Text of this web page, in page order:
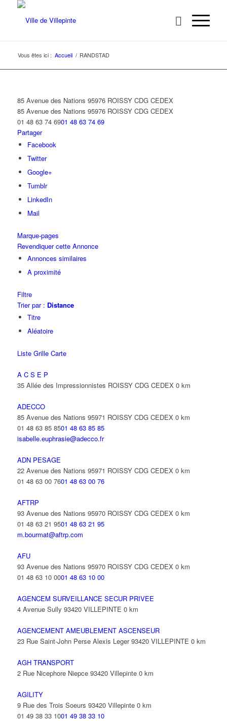
Vous êtes ici : Accueil / RANDSTAD
85 Avenue des Nations 95976 ROISSY CDG CEDEX
85 Avenue des Nations 95976 ROISSY CDG CEDEX
01 48 63 74 6901 48 63 74 69
Partager
Facebook
Twitter
Google+
Tumblr
LinkedIn
Mail
Marque-pages
Revendiquer cette Annonce
Annonces similaires
A proximité
Filtre
Trier par : Distance
Titre
Aléatoire
Liste Grille Carte
A C S E P
35 Allée des Impressionnistes ROISSY CDG CEDEX 0 km
ADECCO
85 Avenue des Nations 95971 ROISSY CDG CEDEX 0 km
01 48 63 85 8501 48 63 85 85
isabelle.euphrasie@adecco.fr
ADN PESAGE
22 Avenue des Nations 95971 ROISSY CDG CEDEX 0 km
01 48 63 00 7601 48 63 00 76
AFTRP
93 Avenue des Nations 95970 ROISSY CDG CEDEX 0 km
01 48 63 21 9501 48 63 21 95
m.bourmat@aftrp.com
AFU
93 Avenue des Nations 95970 ROISSY CDG CEDEX 0 km
01 48 63 10 0001 48 63 10 00
AGENCEM SURVEILLANCE SECUR PRIVEE
4 Avenue Sully 93420 VILLEPINTE 0 km
AGENCEMENT AMEUBLEMENT ASCENSEUR
23 Rue Saint-John Perse Alexis Leger 93420 VILLEPINTE 0 km
AGH TRANSPORT
2 Rue Nicephore Niepce 93420 Villepinte 0 km
AGILITY
9 Rue des Trois Soeurs 93420 Villepinte 0 km
01 49 38 33 1001 49 38 33 10